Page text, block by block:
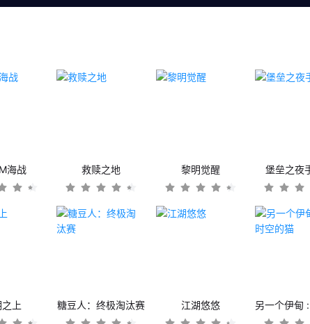
海战 救赎之地 黎明觉醒 堡垒之夜
上 糖豆人：终极淘汰赛 江湖悠悠